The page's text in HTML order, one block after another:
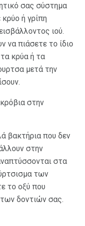
σας σύστημα
κρύο ή γρίπη
ιού.
να πιάσετε το ίδιο
κρύα ή τα
μετά την
στην
βακτήρια που δεν
στην
στα
των
το οξύ που
δοντιών σας.